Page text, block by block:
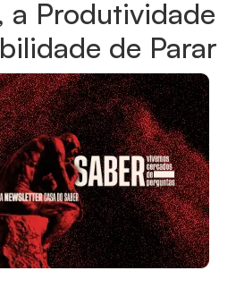
a Produtividade
de Parar